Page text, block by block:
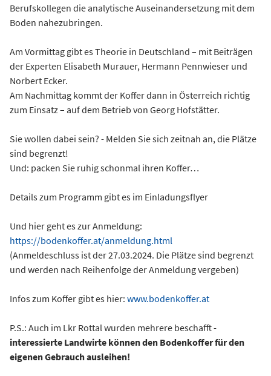
Berufskollegen die analytische Auseinandersetzung mit dem
Boden nahezubringen.
Am Vormittag gibt es Theorie in Deutschland – mit Beiträgen
der Experten Elisabeth Murauer, Hermann Pennwieser und
Norbert Ecker.
Am Nachmittag kommt der Koffer dann in Österreich richtig
zum Einsatz – auf dem Betrieb von Georg Hofstätter.
Sie wollen dabei sein? - Melden Sie sich zeitnah an, die Plätze
sind begrenzt!
Und: packen Sie ruhig schonmal ihren Koffer…
Details zum Programm gibt es im Einladungsflyer
Und hier geht es zur Anmeldung:
https://bodenkoffer.at/anmeldung.html
(Anmeldeschluss ist der 27.03.2024. Die Plätze sind begrenzt
und werden nach Reihenfolge der Anmeldung vergeben)
Infos zum Koffer gibt es hier: www.bodenkoffer.at
P.S.: Auch im Lkr Rottal wurden mehrere beschafft -
interessierte Landwirte können den Bodenkoffer für den
eigenen Gebrauch ausleihen!